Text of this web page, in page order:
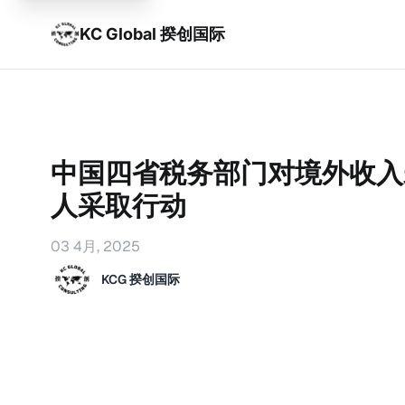
KC Global 揆创国际
中国四省税务部门对境外收
人采取行动
03 4月, 2025
KCG 揆创国际